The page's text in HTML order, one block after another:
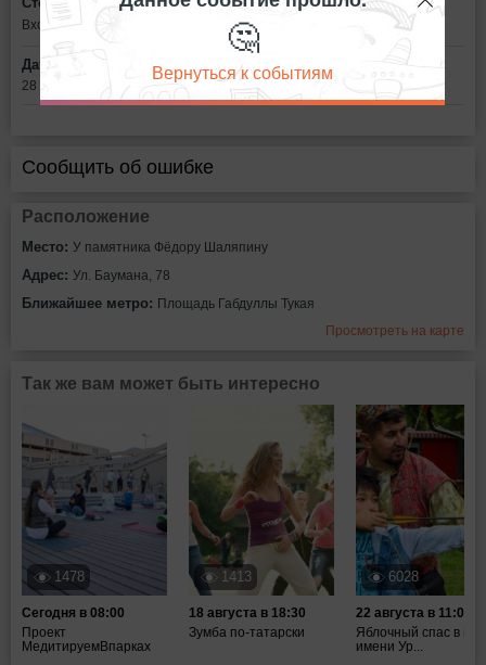
Вход свободный
Дата:
28 апреля в 17:00
Сообщить об ошибке
Расположение
Место: У памятника Фёдору Шаляпину
Адрес: Ул. Баумана, 78
Ближайшее метро: Площадь Габдуллы Тукая
Просмотреть на карте
Так же вам может быть интересно
1478
Сегодня в 08:00
Проект
МедитируемВпарках
1413
18 августа в 18:30
Зумба по-татарски
6028
22 августа в 11:00
Яблочный спас в
имени Ур...
🤔
Вернуться к событиям